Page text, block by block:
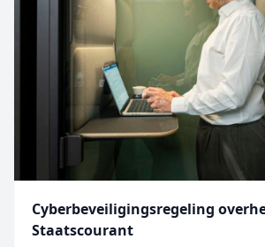
Cyberbeveiligingsregeling
Staatscourant